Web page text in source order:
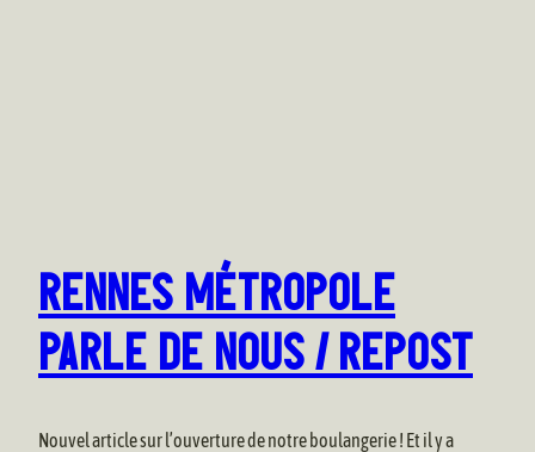
RENNES MÉTROPOLE
PARLE DE NOUS / REPOST
Nouvel article sur l’ouverture de notre boulangerie ! Et il y a